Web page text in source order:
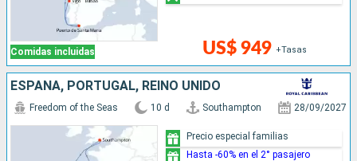
Comidas incluidas US$ 949 +Tasas
ESPAÑA, PORTUGAL, REINO UNIDO
Freedom of the Seas 10 d Southampton 28/09/2027
Precio especial familias
Hasta -60% en el 2° pasajero